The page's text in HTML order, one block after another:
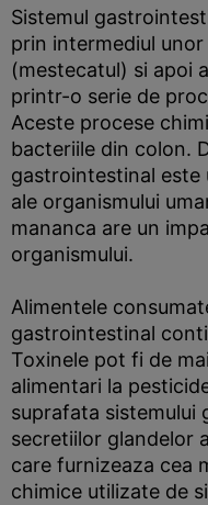
Sistemul
prin intermediul
(mestecatul) si apoi
printr-o serie de
Aceste procese
bacteriile din colon.
gastrointestinal
ale organismului
mananca are un
organismului.
Alimentele
gastrointestinal
Toxinele pot fi de
alimentari la
suprafata sistemului
secretiilor glandelor
care furnizeaza cea
chimice utilizate de